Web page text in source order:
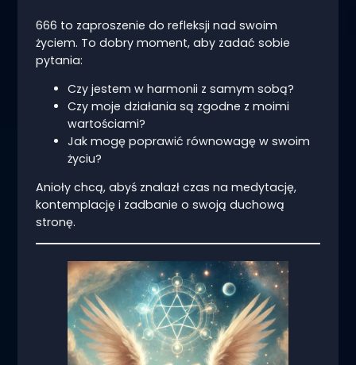
666 to zaproszenie do refleksji nad swoim
życiem. To dobry moment, aby zadać sobie
pytania:
Czy jestem w harmonii z samym sobą?
Czy moje działania są zgodne z moimi
wartościami?
Jak mogę poprawić równowagę w swoim
życiu?
Anioły chcą, abyś znalazł czas na medytację,
kontemplację i zadbanie o swoją duchową
stronę.